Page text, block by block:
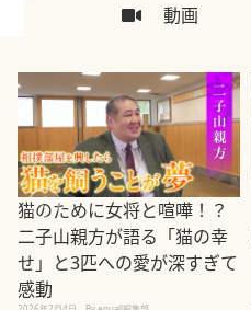
動画
猫のために女将と喧嘩！？
二子山親方が語る「猫の幸
せ」と3匹への愛が深すぎて
感動